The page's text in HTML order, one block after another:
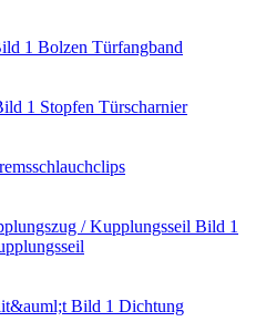
Bolzen Türfangband
Stopfen Türscharnier
Dichtung